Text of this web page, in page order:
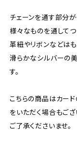
チェーンを通す部分
様々なものを通してつ
革紐やリボンなどはも
滑らかなシルバーの
す。
こちらの商品はカー
をいただく場合もござ
ご了承くださいませ。